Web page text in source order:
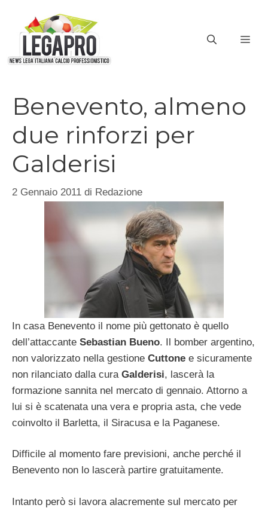
contenuto
Benevento, almeno
due rinforzi per
Galderisi
2 Gennaio 2011 di Redazione
In casa Benevento il nome più gettonato è quello
dell’attaccante Sebastian Bueno. Il bomber argentino,
non valorizzato nella gestione Cuttone e sicuramente
non rilanciato dalla cura Galderisi, lascerà la
formazione sannita nel mercato di gennaio. Attorno a
lui si è scatenata una vera e propria asta, che vede
coinvolto il Barletta, il Siracusa e la Paganese.
Difficile al momento fare previsioni, anche perché il
Benevento non lo lascerà partire gratuitamente.
Intanto però si lavora alacremente sul mercato per